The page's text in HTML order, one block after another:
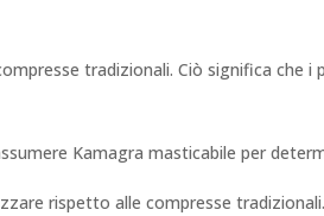
tradizionali. Ciò significa che i
Kamagra masticabile per
rispetto alle compresse